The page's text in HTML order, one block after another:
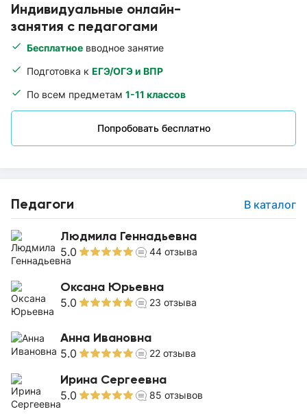
Индивидуальные онлайн-
занятия с педагогами
Бесплатное вводное занятие
Подготовка к ЕГЭ/ОГЭ и ВПР
По всем предметам 1-11 классов
Попробовать бесплатно
Педагоги В каталог
Людмила Геннадьевна
5.0 44 отзыва
Оксана Юрьевна
5.0 23 отзыва
Анна Ивановна
5.0 22 отзыва
Ирина Сергеевна
5.0 85 отзывов